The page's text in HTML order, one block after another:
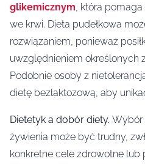
glikemicznym , która
we krwi. Dieta pudełkowa
rozwiązaniem, ponieważ
uwzględnieniem określonych
Podobnie osoby z
dietę bezlaktozową, aby
Dietetyk a dobór diety. Wybór
żywienia może być trudny,
konkretne cele zdrowotne lub